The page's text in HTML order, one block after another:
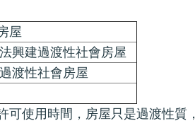
屋
興建過渡性社會房屋
渡性社會房屋
使用時間，房屋只是過渡性質